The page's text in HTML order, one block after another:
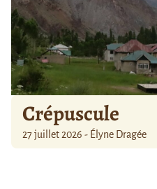
Crépuscule
27 juillet 2026 - Élyne Dragée